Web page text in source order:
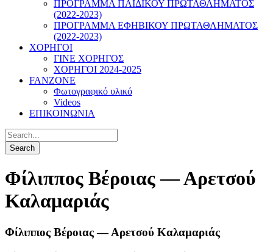
ΠΡΟΓΡΑΜΜΑ ΠΑΙΔΙΚΟΥ ΠΡΩΤΑΘΛΗΜΑΤΟΣ
(2022-2023)
ΠΡΟΓΡΑΜΜΑ ΕΦΗΒΙΚΟΥ ΠΡΩΤΑΘΛΗΜΑΤΟΣ
(2022-2023)
ΧΟΡΗΓΟΙ
ΓΙΝΕ ΧΟΡΗΓΟΣ
ΧΟΡΗΓΟΙ 2024-2025
FANZONE
Φωτογραφικό υλικό
Videos
ΕΠΙΚΟΙΝΩΝΙΑ
Φίλιππος Βέροιας — Αρετσού
Καλαμαριάς
Φίλιππος Βέροιας — Αρετσού Καλαμαριάς